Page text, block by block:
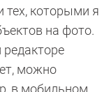
тех, которыми я
на фото.
можно
в мобильном